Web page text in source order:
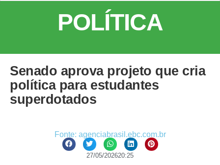
POLÍTICA
Senado aprova projeto que cria
política para estudantes
superdotados
Fonte: agenciabrasil.ebc.com.br
27/05/202620:25